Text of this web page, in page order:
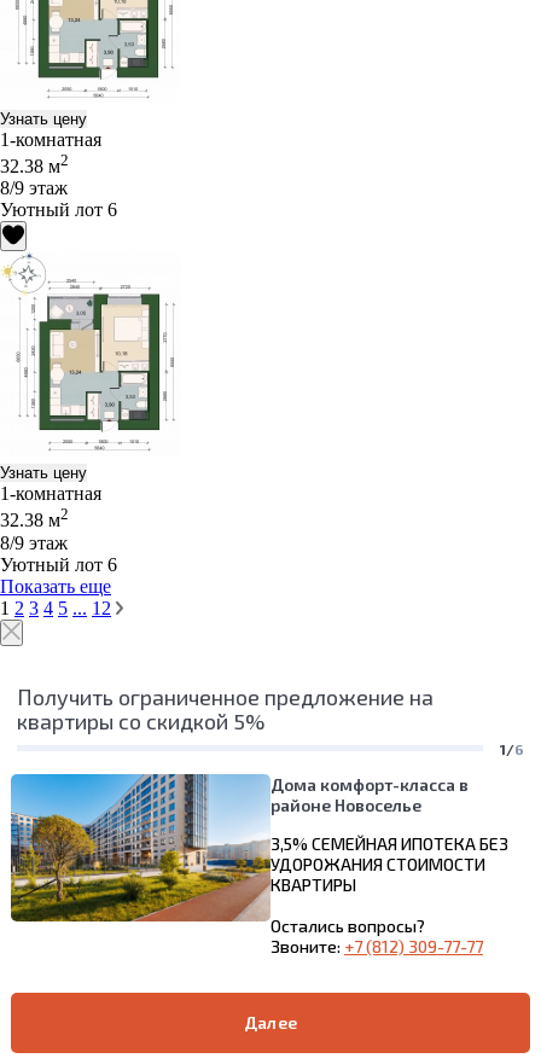
Узнать цену
1-комнатная
32.38 м2
8/9 этаж
Уютный лот 6
Узнать цену
1-комнатная
32.38 м2
8/9 этаж
Уютный лот 6
Показать еще
1 2 3 4 5 ... 12
Получить ограниченное предложение на
квартиры со скидкой 5%
1/6
Дома комфорт-класса в
районе Новоселье
3,5% СЕМЕЙНАЯ ИПОТЕКА БЕЗ
УДОРОЖАНИЯ СТОИМОСТИ
КВАРТИРЫ
Остались вопросы?
Звоните: +7 (812) 309-77-77